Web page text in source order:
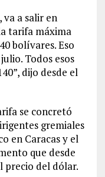
a salir en
tarifa máxima
bolívares. Eso
Todos esos
dijo desde el
se concretó
gremiales
en Caracas y el
que desde
precio del dólar.